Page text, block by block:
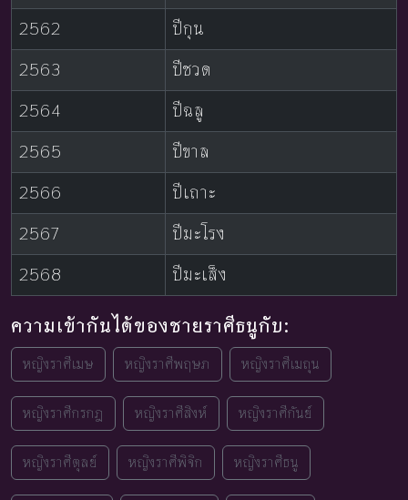
2562
ปีกุน
2563
ปีชวด
2564
ปีฉลู
2565
ปีขาล
2566
ปีเถาะ
2567
ปีมะโรง
2568
ปีมะเส็ง
ความเข้ากันได้ของชายราศีธนูกับ:
หญิงราศีเมษ หญิงราศีพฤษภ หญิงราศีเมถุน
หญิงราศีกรกฎ หญิงราศีสิงห์ หญิงราศีกันย์
หญิงราศีตุลย์ หญิงราศีพิจิก หญิงราศีธนู